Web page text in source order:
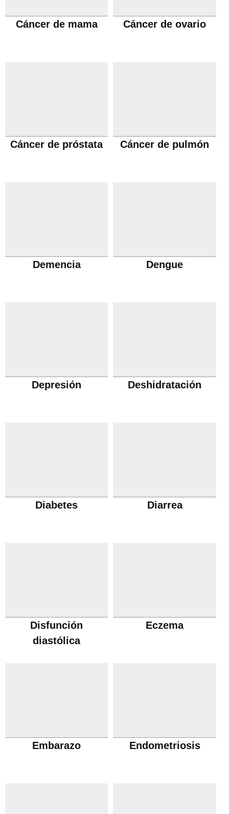
Cáncer de mama Cáncer de ovario
Cáncer de próstata Cáncer de pulmón
Demencia Dengue
Depresión Deshidratación
Diabetes Diarrea
Disfunción
diastólica
Eczema
Embarazo Endometriosis